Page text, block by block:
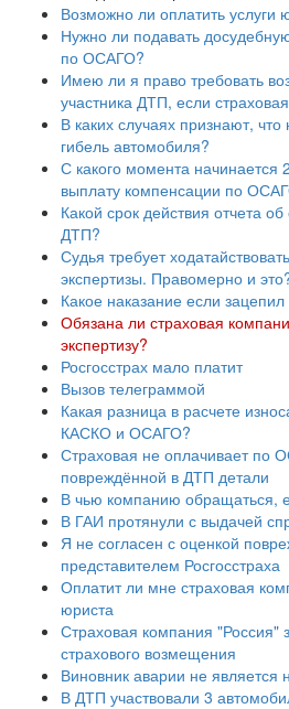
Возможно ли оплатить услуги
Нужно ли подавать
по ОСАГО?
Имею ли я право требовать
участника ДТП, если
В каких случаях признают, что
гибель автомобиля?
С какого момента начинается
выплату компенсации по
Какой срок действия отчета
ДТП?
Судья требует
экспертизы. Правомерно и
Какое наказание если
Обязана ли страховая
экспертизу?
Росгосстрах мало платит
Вызов телеграммой
Какая разница в расчете
КАСКО и ОСАГО?
Страховая не оплачивает по
повреждённой в ДТП детали
В чью компанию обращаться,
В ГАИ протянули с выдачей
Я не согласен с оценкой
представителем Росгосстраха
Оплатит ли мне страховая
юриста
Страховая компания "Россия"
страхового возмещения
Виновник аварии не является
В ДТП участвовали 3